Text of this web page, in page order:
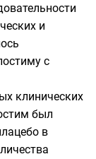
и
с
клинических
был
в